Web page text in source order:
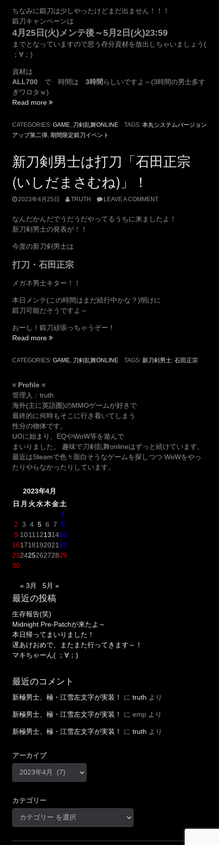
ちなみに鍛刀は少しやったけどまだ出ません！！！
鍛刀キャンペーンは
4月25日(火)メンテ後～5月2日(火)23:59
までとなっていますので思う存分資材を放出しちゃいましょう(
；∀；)
資材は
ALL700 で 時間は 3時間 らしいですよ～(3時間の男士多す
ぎワロタｗ)
Read more “「本
シ
ス
バ
ジ
ン
ア
ッ
第
弾」
期
間
限
鍛
刀
ベ
の
他
も
ろ
も
ろ
来
ま
た
よ！！”
CATEGORIES: GAME 刀剣乱舞ONLINE TAGS: 本丸システムバージョン
アップ第二弾 期間限定鍛刀イベント
新刀剣男士は打刀「石田正宗
(いしだまさむね)」！
2023年4月25日 TRUTH LEAVE A COMMENT
なんだかんだでうだうだやってるうちに来ましたよ！
新刀剣男士の発表が！！
今度の新刀剣男士は
打刀・石田正宗
メガネ男士キター！！
本日メンテ(この時間はまだ続行中かな？)明けに
鍛刀可能だそうですよ～
おーし！鍛刀頑張っちゃうぞー！
Read more “新
剣
打
刀
「石
田
正
宗
(い
し
ま
さ
ね)」！”
CATEGORIES: GAME, 刀剣乱舞ONLINE TAGS: 新刀剣男士, 石田正宗
= Profile =
管理人：truth
海外(主に英語圏)のMMOゲームが好きで
最終的に何時もそこに行き着いてしまう
性分の物体です。
UOに始まり、EQやWoW等を遊んで
まいりました。 趣味で刀剣乱舞onlineはずっと続けています。
最近はSteamで色々面白そうなゲームを探しつつ WoWをやっ
たりやらなかったりしています。
2023年4月
日 月 火水木金土
1
2 3 4 5 6 7 8
9 1011 12131415
161718192021 22
23242526272829
30
« 3月 5月 »
最近の投稿
生存報告(笑)
Midnight Pre-Patchが来たよ～
本日帰ってまいりました！
遅あけおめで、またまた行ってきます～！
マキちゃーん( ；∀；)
最近のコメント
新極男士、極・江雪左文字が実装！ に truth より
新極男士、極・江雪左文字が実装！ に emp より
新極男士、極・江雪左文字が実装！ に truth より
アーカイブ
カテゴリー